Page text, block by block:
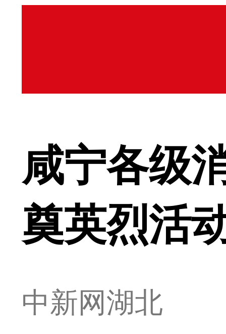
咸宁各级
奠英烈活
中新网湖北